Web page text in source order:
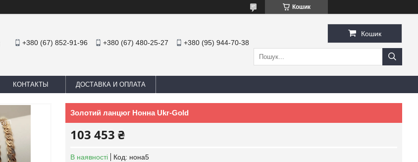
Кошик
+380 (67) 852-91-96 +380 (67) 480-25-27 +380 (95) 944-70-38
Кошик
КОНТАКТЫ ДОСТАВКА И ОПЛАТА
Золотий ланцюг Нонна Ukr-Gold
103 453 ₴
В наявності Код: нона5